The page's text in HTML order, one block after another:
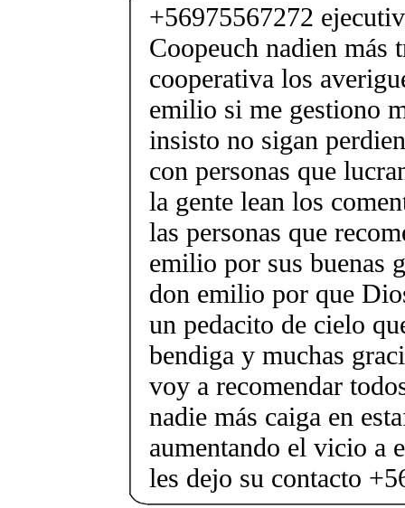
+56975567272
Coopeuch nadien más
cooperativa los
emilio si me gestiono
insisto no sigan
con personas que
la gente lean los
las personas que
emilio por sus buenas
don emilio por que
un pedacito de cielo
bendiga y muchas
voy a recomendar
nadie más caiga en
aumentando el vicio a
les dejo su contacto